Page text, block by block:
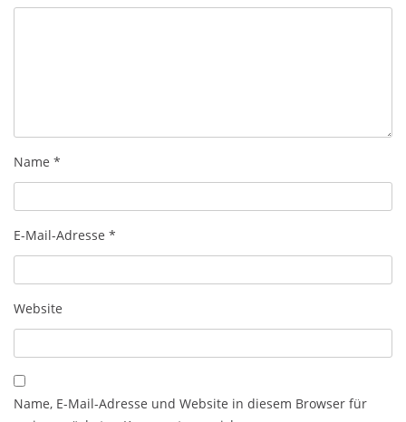
Name *
E-Mail-Adresse *
Website
Name, E-Mail-Adresse und Website in diesem Browser für